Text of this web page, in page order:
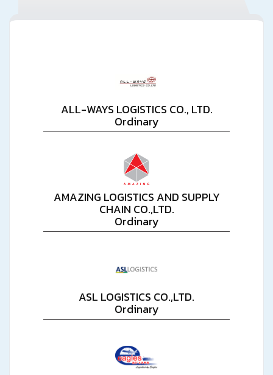
ALL-WAYS LOGISTICS CO., LTD.
Ordinary
AMAZING LOGISTICS AND SUPPLY
CHAIN CO.,LTD.
Ordinary
ASL LOGISTICS CO.,LTD.
Ordinary